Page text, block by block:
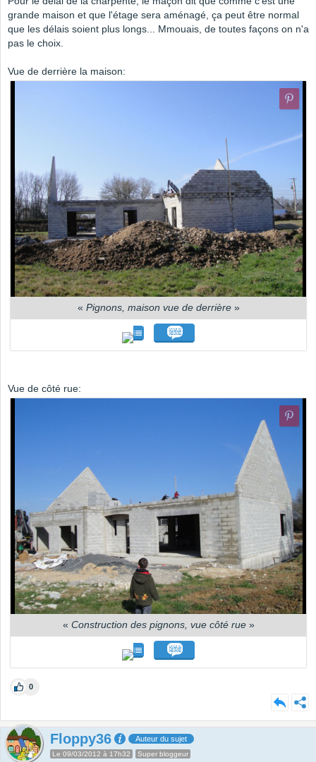
grande maison et que l'étage sera aménagé, ça peut être normal
que les délais soient plus longs... Mmouais, de toutes façons on n'a
pas le choix.
Vue de derrière la maison:
« Pignons, maison vue de derrière»
Vue de côté rue:
« Construction des pignons, vue côté rue»
0
Floppy36 Auteur du sujet
Le 09/03/2012 à 17h32 Super bloggeur